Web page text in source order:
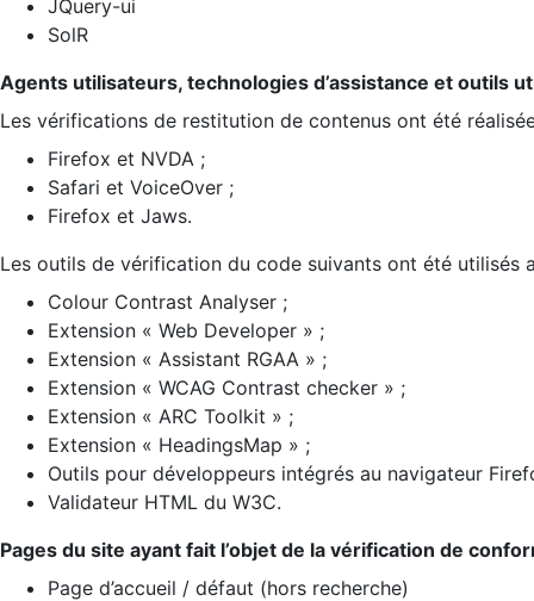
JQuery-ui
SolR
Agents utilisateurs, technologies d’assistance et outils
Les vérifications de restitution de contenus ont été
Firefox et NVDA ;
Safari et VoiceOver ;
Firefox et Jaws.
Les outils de vérification du code suivants ont été utilisés
Colour Contrast Analyser ;
Extension « Web Developer » ;
Extension « Assistant RGAA » ;
Extension « WCAG Contrast checker » ;
Extension « ARC Toolkit » ;
Extension « HeadingsMap » ;
Outils pour développeurs intégrés au navigateur
Validateur HTML du W3C.
Pages du site ayant fait l’objet de la vérification de
Page d’accueil / défaut (hors recherche)